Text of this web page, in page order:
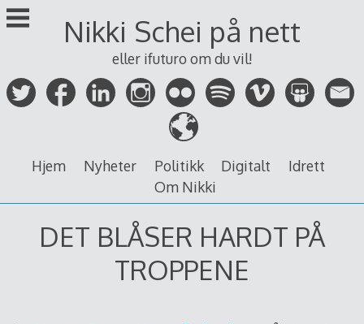
Skip
to
Nikki Schei på nett
eller ifuturo om du vil!
Hjem Nyheter Politikk Digitalt
Idrett
Om Nikki
DET BLÅSER HARDT PÅ
TROPPENE